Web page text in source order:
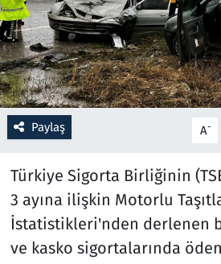
Paylaş A-
Türkiye Sigorta Birliğinin
3 ayına ilişkin Motorlu
İstatistikleri'nden derlenen
ve kasko sigortalarında
Resmi İlanlar
Rüya Tabirleri
Sağlık
Savunma Sanayi
Seçim 2023
Spor
Teknoloji ve Bilim